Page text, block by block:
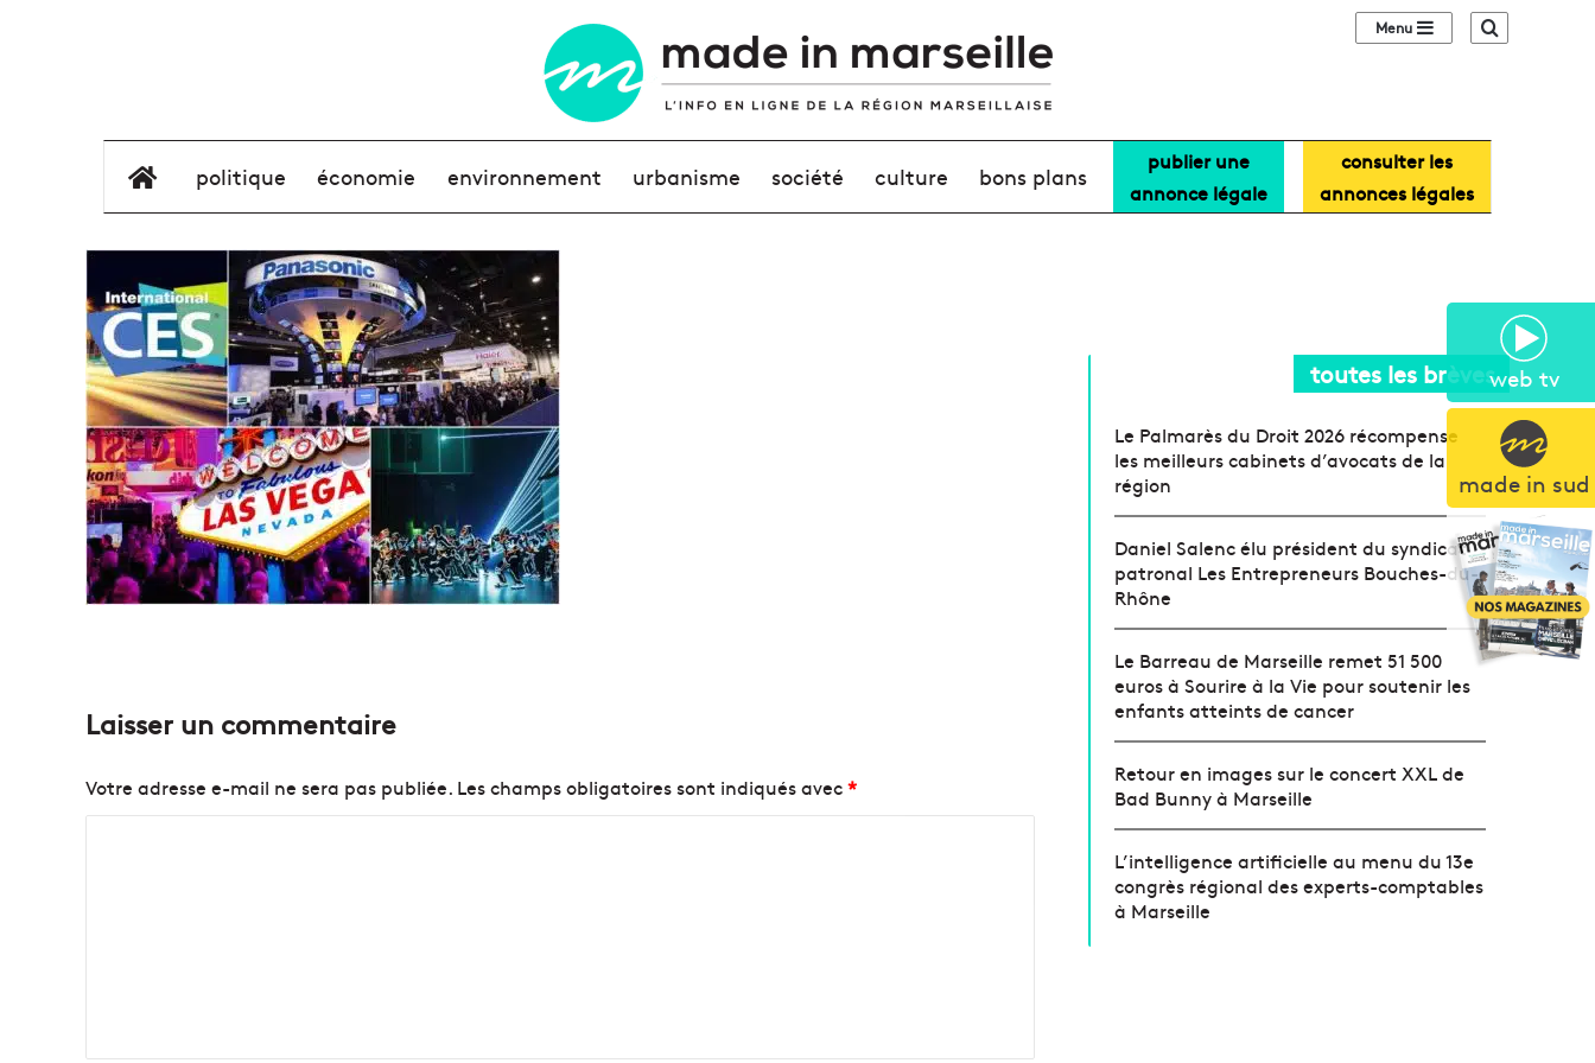
web tv
made in sud
Sidebar (barre
élément de menu
politique économie environnement urbanisme société culture bons plans
publier une
annonce légale
consulter les
annonces légales
Laisser un commentaire
Votre adresse e-mail ne sera pas publiée. Les champs obligatoires sont indiqués avec*
toutes les brèves
Le Palmarès du Droit 2026 récompense
les meilleurs cabinets d’avocats de la
région
Daniel Salenc élu président du syndicat
patronal Les Entrepreneurs Bouches-du-
Rhône
Le Barreau de Marseille remet 51 500
euros à Sourire à la Vie pour soutenir les
enfants atteints de cancer
Retour en images sur le concert XXL de
Bad Bunny à Marseille
L’intelligence artificielle au menu du 13e
congrès régional des experts-comptables
à Marseille